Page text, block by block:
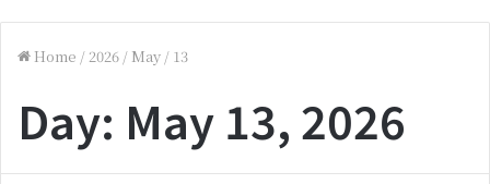
Home /2026 / May / 13
Day: May 13, 2026